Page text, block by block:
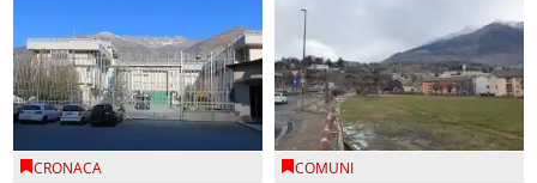
CRONACA COMUNI